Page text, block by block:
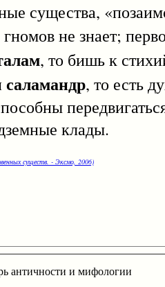
существа,
не знает;
, то бишь к
саламандр, то есть
клады.
существ. - Эксмо, 2006)
античности и мифологии